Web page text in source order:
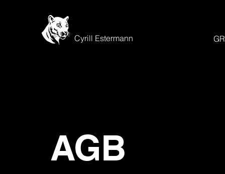
Cyrill Estermann
AGB